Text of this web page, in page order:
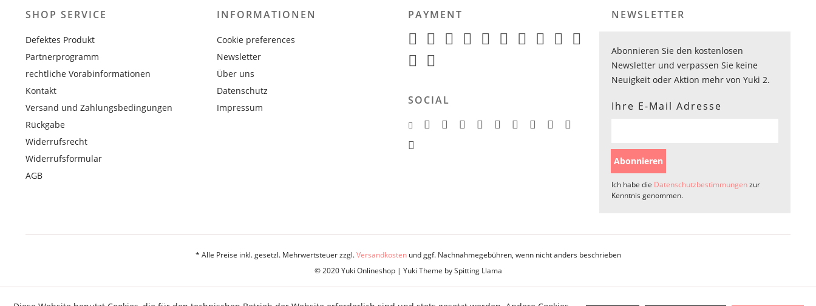
SHOP SERVICE
Defektes Produkt
Partnerprogramm
rechtliche Vorabinformationen
Kontakt
Versand und Zahlungsbedingungen
Rückgabe
Widerrufsrecht
Widerrufsformular
AGB
INFORMATIONEN
Cookie preferences
Newsletter
Über uns
Datenschutz
Impressum
PAYMENT
SOCIAL
NEWSLETTER
Abonnieren Sie den kostenlosen
Newsletter und verpassen Sie keine
Neuigkeit oder Aktion mehr von Yuki 2.
Ihre E-Mail Adresse
Abonnieren
Ich habe die Datenschutzbestimmungenzur
Kenntnis genommen.
* Alle Preise inkl. gesetzl. Mehrwertsteuer zzgl.Versandkostenund ggf. Nachnahmegebühren, wenn nicht anders beschrieben
© 2020 Yuki Onlineshop | Yuki Theme by Spitting Llama